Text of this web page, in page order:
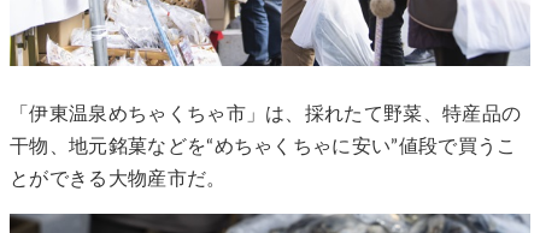
「伊東温泉めちゃくちゃ市」は、採れたて野菜、特産品の
干物、地元銘菓などを“めちゃくちゃに安い”値段で買うこ
とができる大物産市だ。